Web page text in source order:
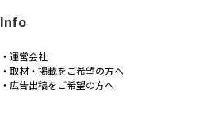
Info
・運営会社
・取材・掲載をご希望の方へ
・広告出稿をご希望の方へ